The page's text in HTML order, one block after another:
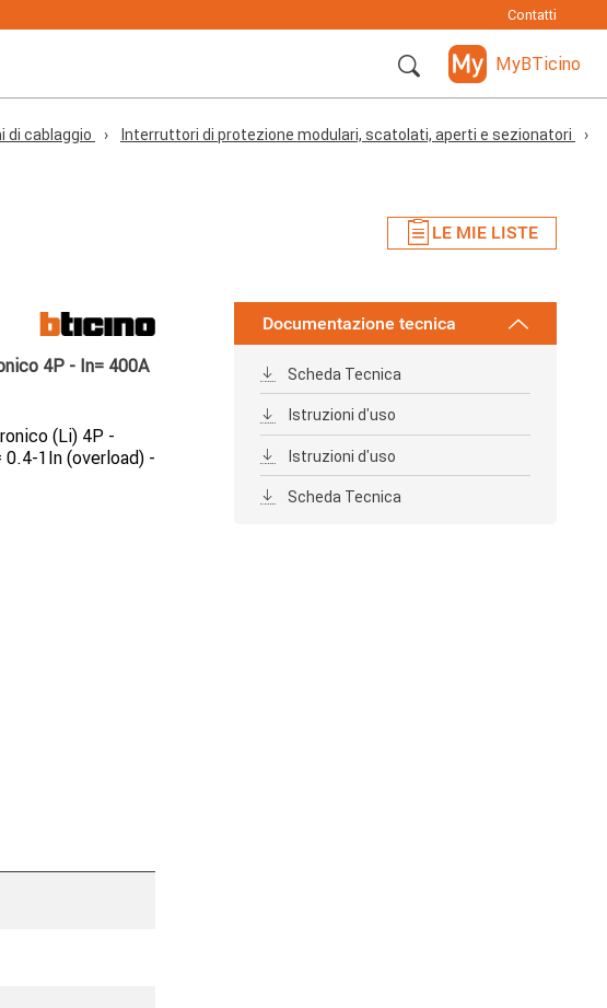
Contatti
MyBTicino
di cablaggio
Interruttori di protezione modulari, scatolati, aperti e sezionatori
LE MIE LISTE
4P - In= 400A
(Li) 4P -
0.4-1In (overload) -
Documentazione tecnica
Scheda Tecnica
Istruzioni d'uso
Istruzioni d'uso
Scheda Tecnica